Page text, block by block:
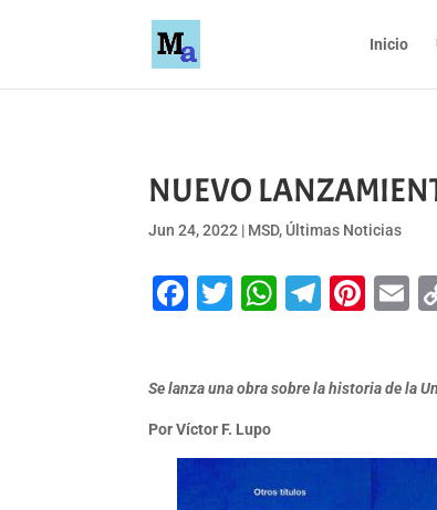
Inicio
NUEVO
Jun 24, 2022 | MSD, Últimas Noticias
Facebook
Twitter
Se lanza una obra sobre la historia de la
Por Víctor F. Lupo